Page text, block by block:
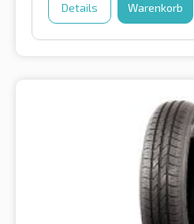
Details Warenkorb